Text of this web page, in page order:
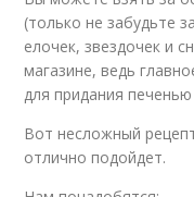
(только не забудьте
елочек, звездочек и
магазине, ведь
для придания
Вот несложный
отлично подойдет.